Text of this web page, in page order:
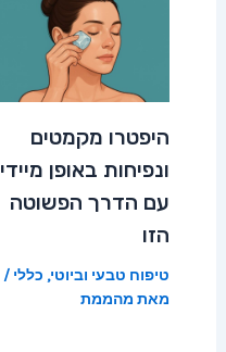
היפטרו מקמטים
ונפיחות באופן מיידי
עם הדרך הפשוטה
הזו
טיפוח טבעי וביוטי, כללי /
מאת מהממת